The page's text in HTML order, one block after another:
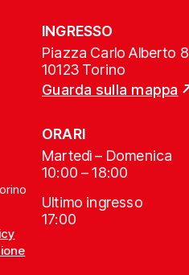
INGRESSO
Piazza Carlo Alberto 8
10123 Torino
Guarda sulla mappa
ORARI
Martedì – Domenica
10:00 – 18:00
Ultimo ingresso
17:00